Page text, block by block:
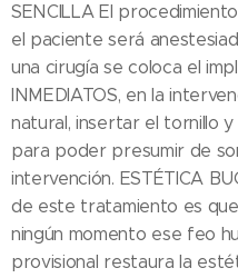
SENCILLA El
el paciente será
una cirugía se coloca el
INMEDIATOS, en la
natural, insertar el tornillo
para poder presumir de
intervención. ESTÉTICA
de este tratamiento es
ningún momento ese feo
provisional restaura la